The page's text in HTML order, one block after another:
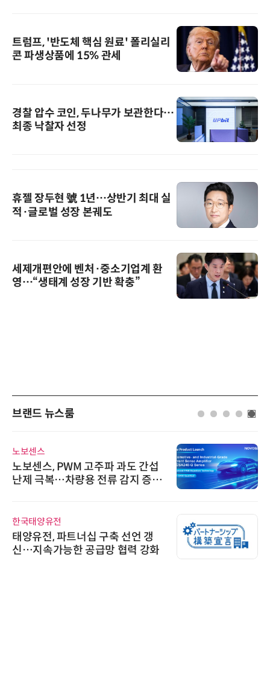
트럼프, '반도체 핵심 원료' 폴리실리
콘 파생상품에 15% 관세
경찰 압수 코인, 두나무가 보관한다…
최종 낙찰자 선정
휴젤 장두현 號 1년…상반기 최대 실
적·글로벌 성장 본궤도
세제개편안에 벤처·중소기업계 환
영…“생태계 성장 기반 확충”
브랜드 뉴스룸
노보센스
노보센스, PWM 고주파 과도 간섭
난제 극복…차량용 전류 감지 증폭
한국태양유전
태양유전, 파트너십 구축 선언 갱
신…지속가능한 공급망 협력 강화